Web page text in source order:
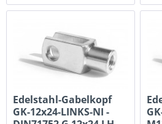
Edelstahl-Gabelkopf
GK-12x24-LINKS-NI -